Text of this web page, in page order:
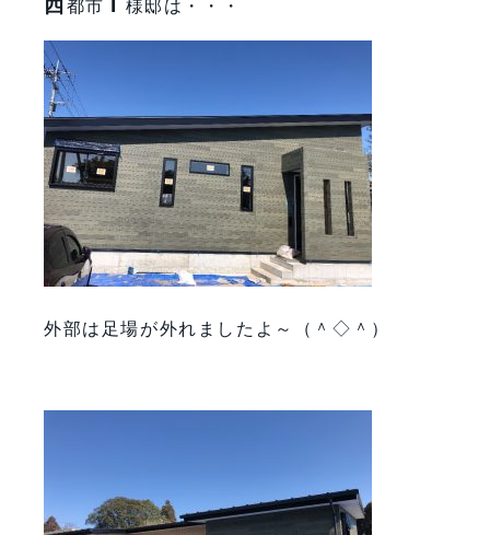
西都市 I 様邸は・・・
外部は足場が外れましたよ～（＾◇＾）